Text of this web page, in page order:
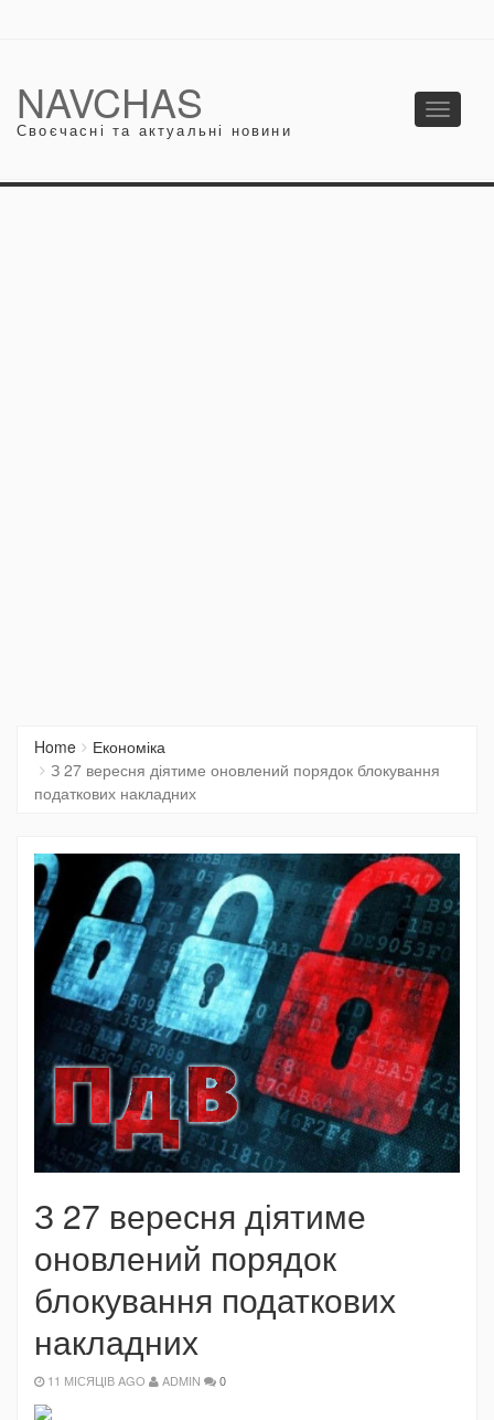
NAVCHAS
Своєчасні та актуальні новини
Toggle
Home
Економіка
З 27 вересня діятиме оновлений порядок блокування
податкових накладних
З 27 вересня діятиме
оновлений порядок
блокування податкових
накладних
11 МІСЯЦІВ AGO ADMIN 0